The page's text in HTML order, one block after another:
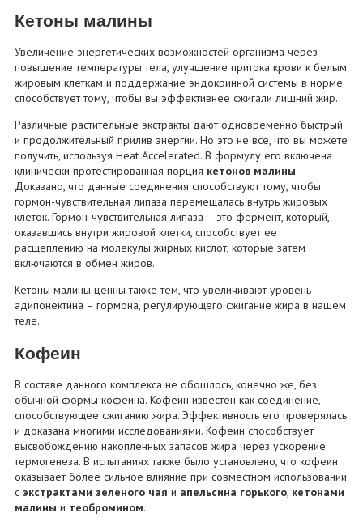
Кетоны малины
Увеличение энергетических возможностей организма через
повышение температуры тела, улучшение притока крови к белым
жировым клеткам и поддержание эндокринной системы в норме
способствует тому, чтобы вы эффективнее сжигали лишний жир.
Различные растительные экстракты дают одновременно быстрый
и продолжительный прилив энергии. Но это не все, что вы можете
получить, используя Heat Accelerated. В формулу его включена
клинически протестированная порция кетонов малины.
Доказано, что данные соединения способствуют тому, чтобы
гормон-чувствительная липаза перемещалась внутрь жировых
клеток. Гормон-чувствительная липаза – это фермент, который,
оказавшись внутри жировой клетки, способствует ее
расщеплению на молекулы жирных кислот, которые затем
включаются в обмен жиров.
Кетоны малины ценны также тем, что увеличивают уровень
адипонектина – гормона, регулирующего сжигание жира в нашем
теле.
Кофеин
В составе данного комплекса не обошлось, конечно же, без
обычной формы кофеина. Кофеин известен как соединение,
способствующее сжиганию жира. Эффективность его проверялась
и доказана многими исследованиями. Кофеин способствует
высвобождению накопленных запасов жира через ускорение
термогенеза. В испытаниях также было установлено, что кофеин
оказывает более сильное влияние при совместном использовании
с экстрактами зеленого чая и апельсина горького, кетонами
малины и теобромином.